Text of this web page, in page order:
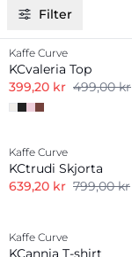
Filter
-20%
Kaffe Curve
KCvaleria Top
399,20 kr 499,00 kr
Kaffe Curve
KCtrudi Skjorta
639,20 kr 799,00 kr
Kaffe Curve
KCannia T-shirt